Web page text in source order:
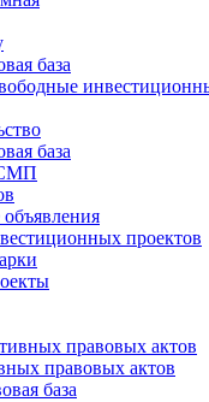
база
база
проектов
правовых актов
правовых актов
база